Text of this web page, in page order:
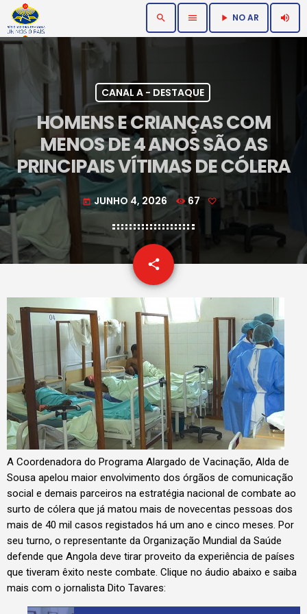
search menu play_arrow NO AR volume_up
CANAL A - DESTAQUE
HOMENS E CRIANÇAS COM
MENOS DE 4 ANOS SÃO AS
PRINCIPAIS VÍTIMAS DE CÓLERA
today JUNHO 4, 2026 67
share
email
A Coordenadora do Programa Alargado de Vacinação, Alda de
Sousa apelou maior envolvimento dos órgãos de comunicação
social e demais parceiros na estratégia nacional de combate ao
surto de cólera que já matou mais de novecentas pessoas dos
mais de 40 mil casos registados há um ano e cinco meses. Por
seu turno, o representante da Organização Mundial da Saúde
defende que Angola deve tirar proveito da experiência de países
que tiveram êxito neste combate. Clique no áudio abaixo e saiba
mais com o jornalista Dito Tavares: